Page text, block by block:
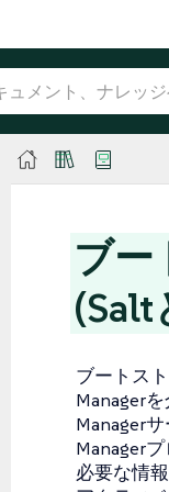
ブー
(Salt
ブートス
Manager
Manager
Manager
必要な情